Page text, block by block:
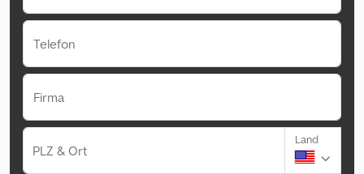
Telefon
Firma
PLZ & Ort
Land